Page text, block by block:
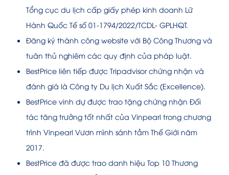
Tổng cục du lịch cấp giấy phép kinh doanh Lữ
Hành Quốc Tế số 01-1794/2022/TCDL- GPLHQT.
Đăng ký thành công website với Bộ Công Thương và
tuân thủ nghiêm các quy định của pháp luật.
BestPrice liên tiếp được Tripadvisor chứng nhận và
đánh giá là Công ty Du lịch Xuất Sắc (Excellence).
BestPrice vinh dự được trao tặng chứng nhận Đối
tác tăng trưởng tốt nhất của Vinpearl trong chương
trình Vinpearl Vươn mình sánh tầm Thế Giới năm
2017.
BestPrice đã được trao danh hiệu Top 10 Thương